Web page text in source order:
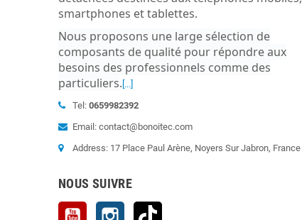
smartphones et tablettes.
Nous proposons une large sélection de
composants de qualité pour répondre aux
besoins des professionnels comme des
particuliers. [...]
Tel: 0659982392
Email: contact@bonoitec.com
Address: 17 Place Paul Arène, Noyers Sur Jabron, France
NOUS SUIVRE
YouTube Instagram